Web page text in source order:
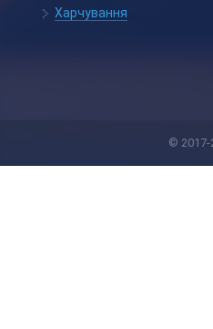
Харчування
© 2017-